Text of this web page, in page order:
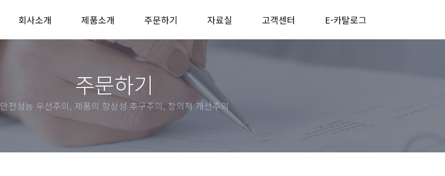
회사소개 제품소개 주문하기 자료실 고객센터 E-카탈로그
주문하기
안전성능 우선주의, 제품의 항상성 추구주의, 창의적 개선주의